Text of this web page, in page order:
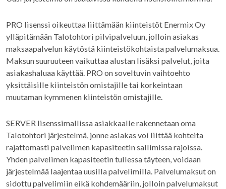
PRO lisenssi oikeuttaa liittämään kiinteistöt Enermix Oy
ylläpitämään Talotohtori pilvipalveluun, jolloin asiakas
maksaapalvelun käytöstä kiinteistökohtaista palvelumaksua.
Maksun suuruuteen vaikuttaa alustan lisäksi palvelut, joita
asiakashaluaa käyttää. PRO on soveltuvin vaihtoehto
yksittäisille kiinteistön omistajille tai korkeintaan
muutaman kymmenen kiinteistön omistajille.
SERVER lisenssimallissa asiakkaalle rakennetaan oma
Talotohtori järjestelmä, jonne asiakas voi liittää kohteita
rajattomasti palvelimen kapasiteetin sallimissa rajoissa.
Yhden palvelimen kapasiteetin tullessa täyteen, voidaan
järjestelmää laajentaa uusilla palvelimilla. Palvelumaksut on
sidottu palvelimiin eikä kohdemääriin, jolloin palvelumaksut